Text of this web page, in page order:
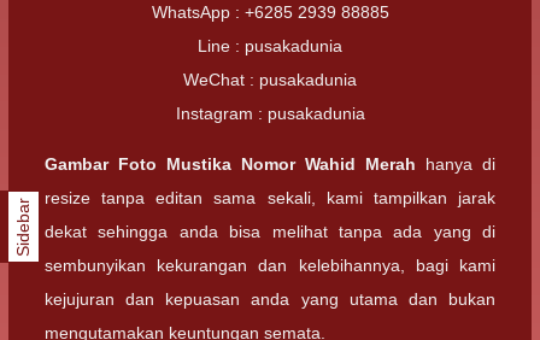
WhatsApp : +6285 2939 88885
Line : pusakadunia
WeChat : pusakadunia
Instagram : pusakadunia
Gambar Foto Mustika Nomor Wahid Merah hanya di
resize tanpa editan sama sekali, kami tampilkan jarak
dekat sehingga anda bisa melihat tanpa ada yang di
sembunyikan kekurangan dan kelebihannya, bagi kami
kejujuran dan kepuasan anda yang utama dan bukan
mengutamakan keuntungan semata.
Sidebar